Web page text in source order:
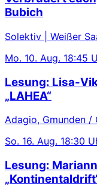
Bubich
Solektiv | Weißer
Mo. 10. Aug. 18:45
Lesung: Lisa-
„LAHEA“
Adagio, Gmunden /
So. 16. Aug. 18:30
Lesung: